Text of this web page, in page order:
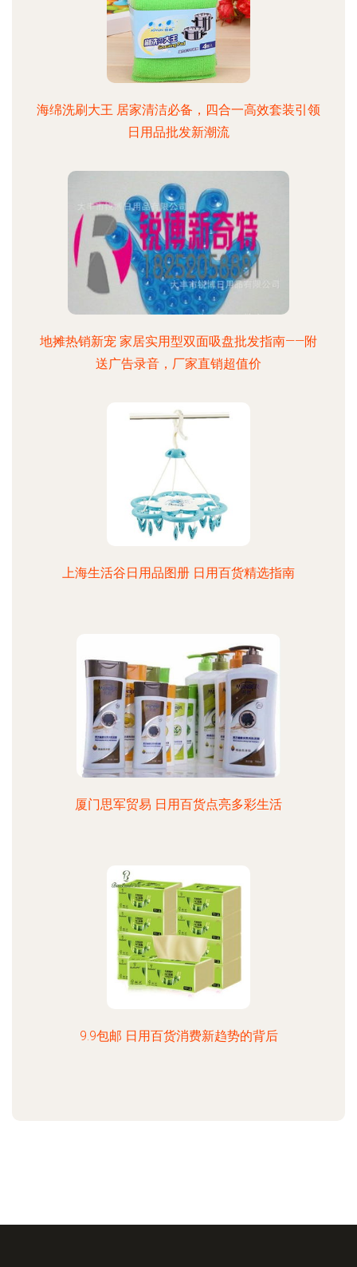
海绵洗刷大王 居家清洁必备，四合一高效套装引领
日用品批发新潮流
地摊热销新宠 家居实用型双面吸盘批发指南——附
送广告录音，厂家直销超值价
上海生活谷日用品图册 日用百货精选指南
厦门思军贸易 日用百货点亮多彩生活
9.9包邮 日用百货消费新趋势的背后